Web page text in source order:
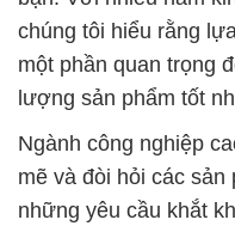
chúng tôi hiểu rằng
một phần quan trọng
lượng sản phẩm tốt
Ngành công nghiệp
mẽ và đòi hỏi các
những yêu cầu khắt